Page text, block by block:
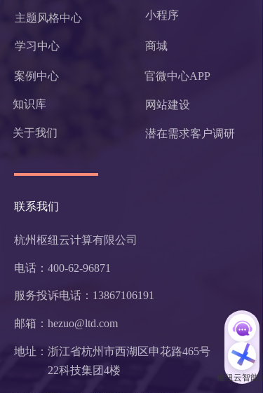
主题风格中心 小程序
学习中心 商城
联系我们
杭州枢纽云计算有限公司
电话：400-62-96871
邮箱：hezuo@ltd.com
地址：浙江省杭州市西湖区申花路465号
案例中心 官微中心APP
知识库 网站建设
关于我们
服务投诉电话： 13867106191
潜在需求客户调研
22科技集团4楼